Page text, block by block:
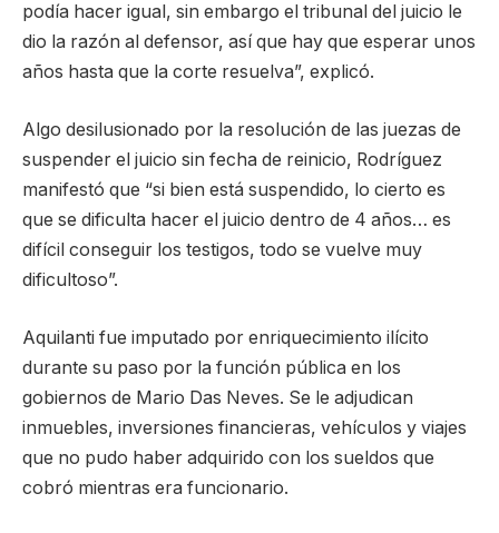
podía hacer igual, sin embargo el tribunal del juicio le
dio la razón al defensor, así que hay que esperar unos
años hasta que la corte resuelva”, explicó.
Algo desilusionado por la resolución de las juezas de
suspender el juicio sin fecha de reinicio, Rodríguez
manifestó que “si bien está suspendido, lo cierto es
que se dificulta hacer el juicio dentro de 4 años… es
difícil conseguir los testigos, todo se vuelve muy
dificultoso”.
Aquilanti fue imputado por enriquecimiento ilícito
durante su paso por la función pública en los
gobiernos de Mario Das Neves. Se le adjudican
inmuebles, inversiones financieras, vehículos y viajes
que no pudo haber adquirido con los sueldos que
cobró mientras era funcionario.